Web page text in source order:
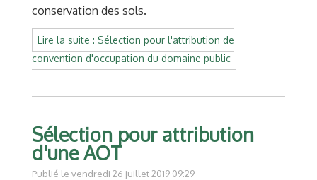
conservation des sols.
Lire la suite : Sélection pour l'attribution de
convention d'occupation du domaine public
Sélection pour attribution
d'une AOT
Publié le vendredi 26 juillet 2019 09:29